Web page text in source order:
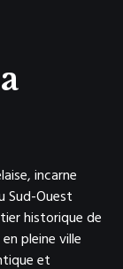
incarne
Sud-Ouest
historique de
pleine ville
et